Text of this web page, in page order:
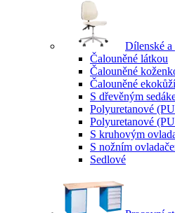
Dílenské
Čalouněné látkou
Čalouněné
Čalouněné ekokůží
S dřevěným
Polyuretanové
Polyuretanové
S kruhovým
S nožním
Sedlové